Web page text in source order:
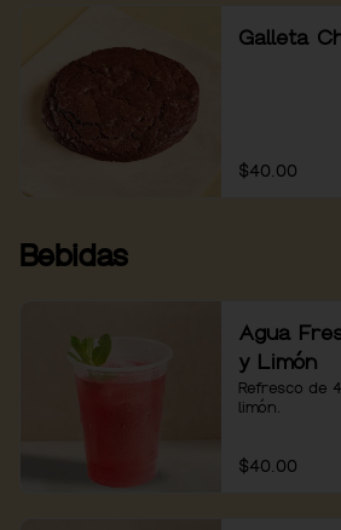
Galleta
$40.00
Bebidas
Agua
y Limón
Refresco de
limón.
$40.00